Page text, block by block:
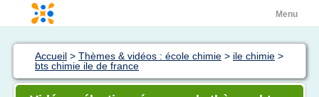
Menu
Accueil > Thèmes & vidéos : école chimie > ile chimie >
bts chimie ile de france